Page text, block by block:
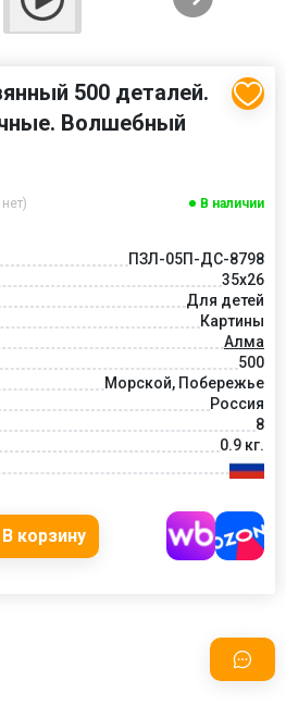
500 деталей.
Волшебный
В наличии
ПЗЛ-05П-ДС-8798
35х26
Для детей
Картины
Алма
500
Морской, Побережье
Россия
8
0.9 кг.
В корзину